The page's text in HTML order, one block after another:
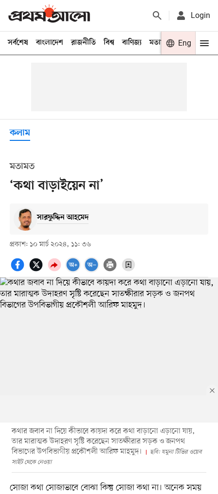
Login
সর্বশেষ বাংলাদেশ রাজনীতি বিশ্ব বাণিজ্য মতামত খেলা
Eng
কলাম
মতামত
‘কথা বাড়াইয়েন না’
সারফুদ্দিন আহমেদ
প্রকাশ: ১০ মার্চ ২০২৪, ১১: ৩৬
কথার জবাব না দিয়ে কীভাবে কায়দা করে কথা বাড়ানো এড়ানো যায়,
তার মারাত্মক উদাহরণ সৃষ্টি করেছেন সাতক্ষীরার সড়ক ও জনপথ
বিভাগের উপবিভাগীয় প্রকৌশলী আরিফ মাহমুদ।
ছবি: যমুনা টিভির ওয়েব
সাইট থেকে নেওয়া
সোজা কথা সোজাভাবে বোঝা কিন্তু সোজা কথা না। অনেক সময়